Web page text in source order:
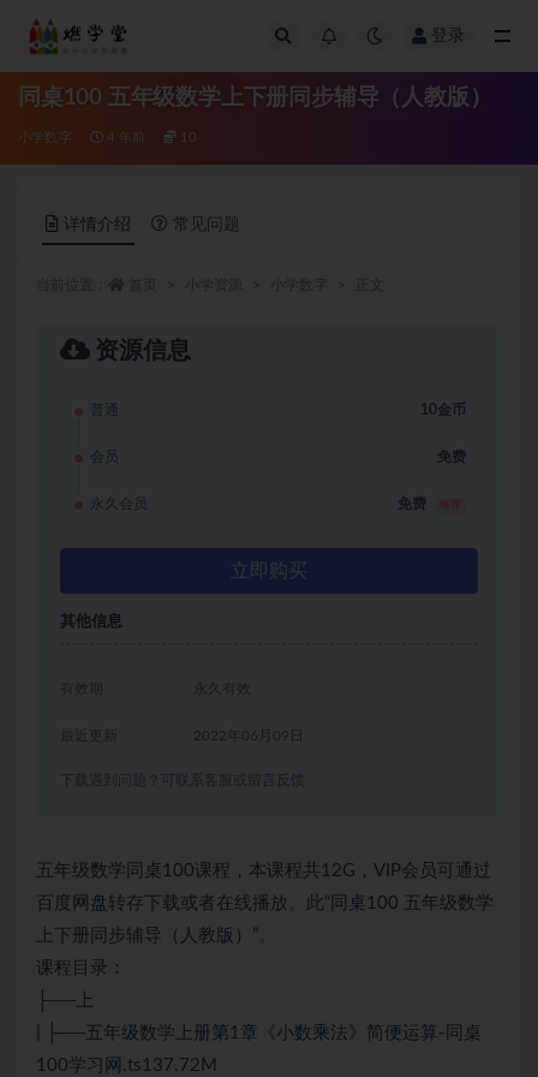
登录
同桌100 五年级数学上下册同步辅导（人教版）
小学数字 4 年前 10
详情介绍 常见问题
资源信息
普通 10金币
会员 免费
永久会员 免费
立即购买
其他信息
有效期 永久有效
2022年06月09日
下载遇到问题？可联系客服或留言反馈
五年级数学同桌100课程，本课程共12G，VIP会员可通过
百度网盘转存下载或者在线播放。此“同桌100 五年级数学
上下册同步辅导（人教版）”。
课程目录：
├──上
| ├──五年级数学上册第1章《小数乘法》简便运算-同桌
100学习网.ts137.72M